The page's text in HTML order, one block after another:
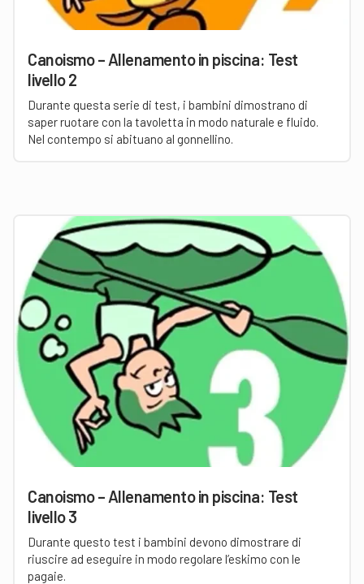
Canoismo – Allenamento in piscina: Test
livello 2
Durante questa serie di test, i bambini dimostrano di
saper ruotare con la tavoletta in modo naturale e fluido.
Nel contempo si abituano al gonnellino.
Canoismo – Allenamento in piscina: Test
livello 3
Durante questo test i bambini devono dimostrare di
riuscire ad eseguire in modo regolare l’eskimo con le
pagaie.